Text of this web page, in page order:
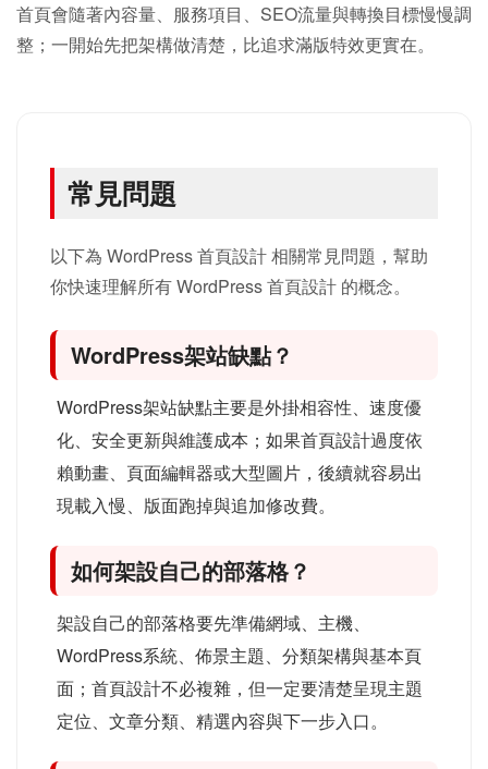
首頁會隨著內容量、服務項目、SEO流量與轉換目標慢慢調
整；一開始先把架構做清楚，比追求滿版特效更實在。
常見問題
以下為 WordPress 首頁設計 相關常見問題，幫助
你快速理解所有 WordPress 首頁設計 的概念。
WordPress架站缺點？
WordPress架站缺點主要是外掛相容性、速度優
化、安全更新與維護成本；如果首頁設計過度依
賴動畫、頁面編輯器或大型圖片，後續就容易出
現載入慢、版面跑掉與追加修改費。
如何架設自己的部落格？
架設自己的部落格要先準備網域、主機、
WordPress系統、佈景主題、分類架構與基本頁
面；首頁設計不必複雜，但一定要清楚呈現主題
定位、文章分類、精選內容與下一步入口。